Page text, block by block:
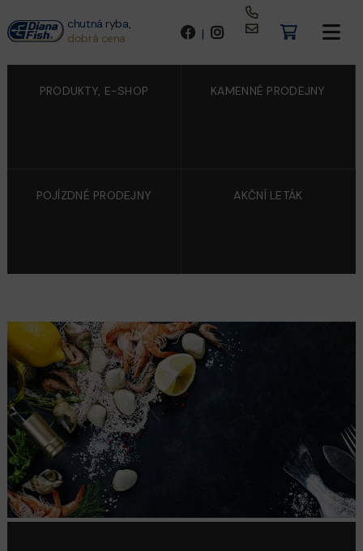
chutná ryba,
dobrá cena
|
PRODUKTY, E-SHOP KAMENNÉ PRODEJNY
POJÍZDNÉ PRODEJNY AKČNÍ LETÁK